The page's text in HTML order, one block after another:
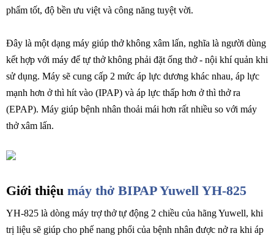
phẩm tốt, độ bền ưu việt và công năng tuyệt vời.
Đây là một dạng máy giúp thở không xâm lấn, nghĩa là người dùng
kết hợp với máy để tự thở không phải đặt ống thở - nội khí quản khi
sử dụng. Máy sẽ cung cấp 2 mức áp lực dương khác nhau, áp lực
mạnh hơn ở thì hít vào (IPAP) và áp lực thấp hơn ở thì thở ra
(EPAP). Máy giúp bệnh nhân thoải mái hơn rất nhiều so với máy
thở xâm lấn.
Giới thiệu máy thở BIPAP Yuwell YH-825
YH-825 là dòng máy trợ thở tự động 2 chiều của hãng Yuwell, khi
trị liệu sẽ giúp cho phế nang phổi của bệnh nhân được nở ra khi áp